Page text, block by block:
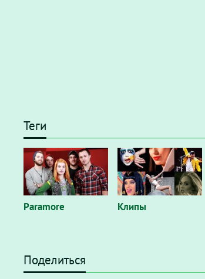
Теги
Paramore Клипы
Поделиться